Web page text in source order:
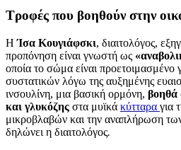
Τροφές που βοηθούν στην
ΗΊσα Κουγιάφσκι, διαιτολόγος,
προπόνηση είναι γνωστή ως
οποία το σώμα είναι προετοιμασμένο
συστατικών λόγω της αυξημένης
ινσουλίνη, μια βασική ορμόνη, βοηθά
και γλυκόζης στα μυϊκά κύτταρα για
μικροβλαβών και την αναπλήρωση
δηλώνει η διαιτολόγος.